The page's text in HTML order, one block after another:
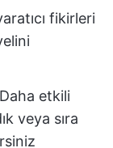
fikirleri
etkili
veya sıra